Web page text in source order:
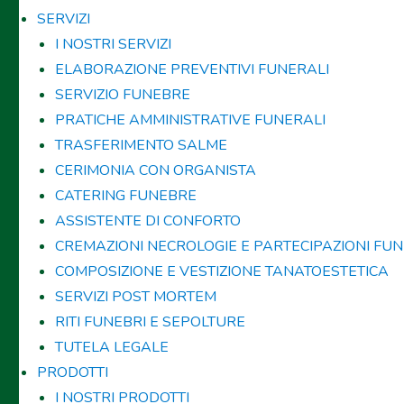
SERVIZI
I NOSTRI SERVIZI
ELABORAZIONE PREVENTIVI FUNERALI
SERVIZIO FUNEBRE
PRATICHE AMMINISTRATIVE FUNERALI
TRASFERIMENTO SALME
CERIMONIA CON ORGANISTA
CATERING FUNEBRE
ASSISTENTE DI CONFORTO
CREMAZIONI NECROLOGIE E PARTECIPAZIONI
COMPOSIZIONE E VESTIZIONE TANATOESTETICA
SERVIZI POST MORTEM
RITI FUNEBRI E SEPOLTURE
TUTELA LEGALE
PRODOTTI
I NOSTRI PRODOTTI